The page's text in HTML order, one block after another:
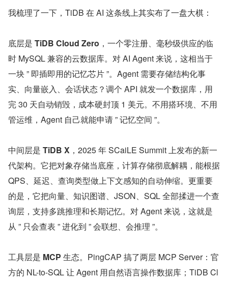
我梳理了一下，TiDB 在 AI 这条线上其实布了一盘大棋：
底层是 TiDB Cloud Zero ，一个零注册、毫秒级供应的临
时 MySQL 兼容的云数据库。对 AI Agent 来说，这相当于
一块 ” 即插即用的记忆芯片 ”。Agent 需要存储结构化事
实、向量嵌入、会话状态？调个 API 就发一个数据库，用
完 30 天自动销毁，成本硬封顶 1 美元。不用搭环境、不用
管运维，Agent 自己就能申请 ” 记忆空间 ”。
中间层是 TiDB X ，2025 年 SCaiLE Summit 上发布的新一
代架构。它把对象存储当底座，计算存储彻底解耦，能根据
QPS、延迟、查询类型做上下文感知的自动伸缩。更重要
的是，它把向量、知识图谱、JSON、SQL 全部揉进一个查
询层，支持多跳推理和长期记忆。对 Agent 来说，这就是
从 ” 只会查表 ” 进化到 ” 会联想、会推理 ”。
工具层是 MCP 生态。PingCAP 搞了两层 MCP Server：官
方的 NL-to-SQL 让 Agent 用自然语言操作数据库；TiDB Cl